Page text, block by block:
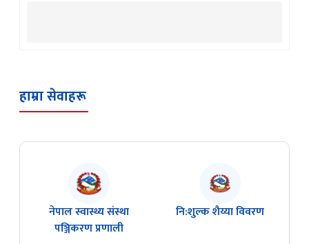
हाम्रा सेवाहरू
नेपाल स्वास्थ्य संस्था
पञ्जिकरण प्रणाली
नि:शुल्क शैय्या विवरण